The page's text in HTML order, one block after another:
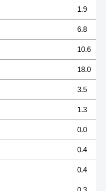
1.9
6.8
10.6
18.0
3.5
1.3
0.0
0.4
0.4